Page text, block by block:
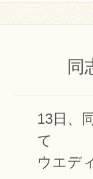
同
13日、
て
ウエデ